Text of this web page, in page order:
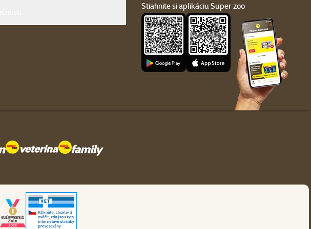
Stiahnite si aplikáciu Super zoo